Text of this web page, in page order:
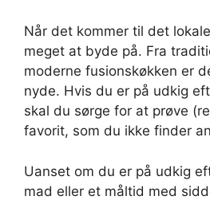
Når det kommer til det
meget at byde på. Fra
moderne fusionskøkken er
nyde. Hvis du er på udkig
skal du sørge for at prøve
favorit, som du ikke finder
Uanset om du er på udkig
mad eller et måltid med